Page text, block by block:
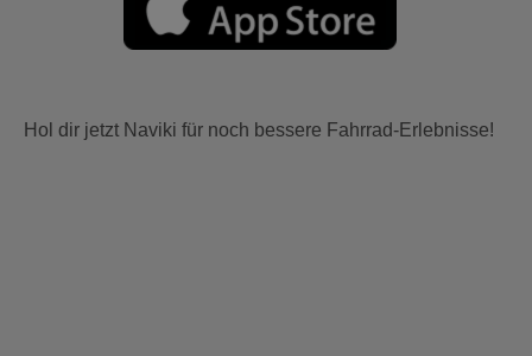
Hol dir jetzt Naviki für noch bessere Fahrrad-Erlebnisse!